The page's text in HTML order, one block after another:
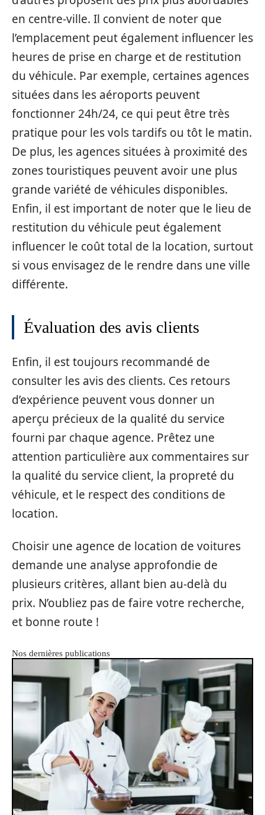
en centre-ville. Il convient de noter que
l’emplacement peut également influencer les
heures de prise en charge et de restitution
du véhicule. Par exemple, certaines agences
situées dans les aéroports peuvent
fonctionner 24h/24, ce qui peut être très
pratique pour les vols tardifs ou tôt le matin.
De plus, les agences situées à proximité des
zones touristiques peuvent avoir une plus
grande variété de véhicules disponibles.
Enfin, il est important de noter que le lieu de
restitution du véhicule peut également
influencer le coût total de la location, surtout
si vous envisagez de le rendre dans une ville
différente.
Évaluation des avis clients
Enfin, il est toujours recommandé de
consulter les avis des clients. Ces retours
d’expérience peuvent vous donner un
aperçu précieux de la qualité du service
fourni par chaque agence. Prêtez une
attention particulière aux commentaires sur
la qualité du service client, la propreté du
véhicule, et le respect des conditions de
location.
Choisir une agence de location de voitures
demande une analyse approfondie de
plusieurs critères, allant bien au-delà du
prix. N’oubliez pas de faire votre recherche,
et bonne route !
Nos dernières publications